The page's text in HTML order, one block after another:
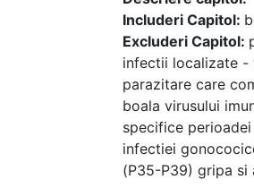
Includeri Capitol:
Excluderi Capitol:
infectii localizate -
parazitare care
boala virusului
specifice
infectiei
(P35-P39) gripa